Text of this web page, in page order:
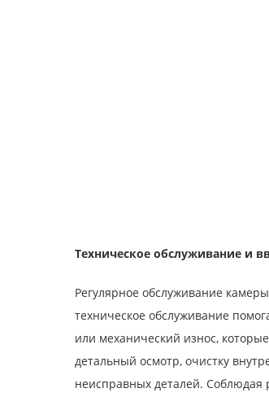
Техническое обслуживание и
Регулярное обслуживание
техническое обслуживание
или механический износ,
детальный осмотр, очистку
неисправных деталей. Соблюдая